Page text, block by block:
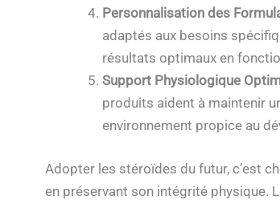
Personnalisation des
adaptés aux besoins
résultats optimaux en
Support Physiologique
produits aident à maintenir
environnement propice au
Adopter les stéroïdes du futur, c’est
en préservant son intégrité physique.